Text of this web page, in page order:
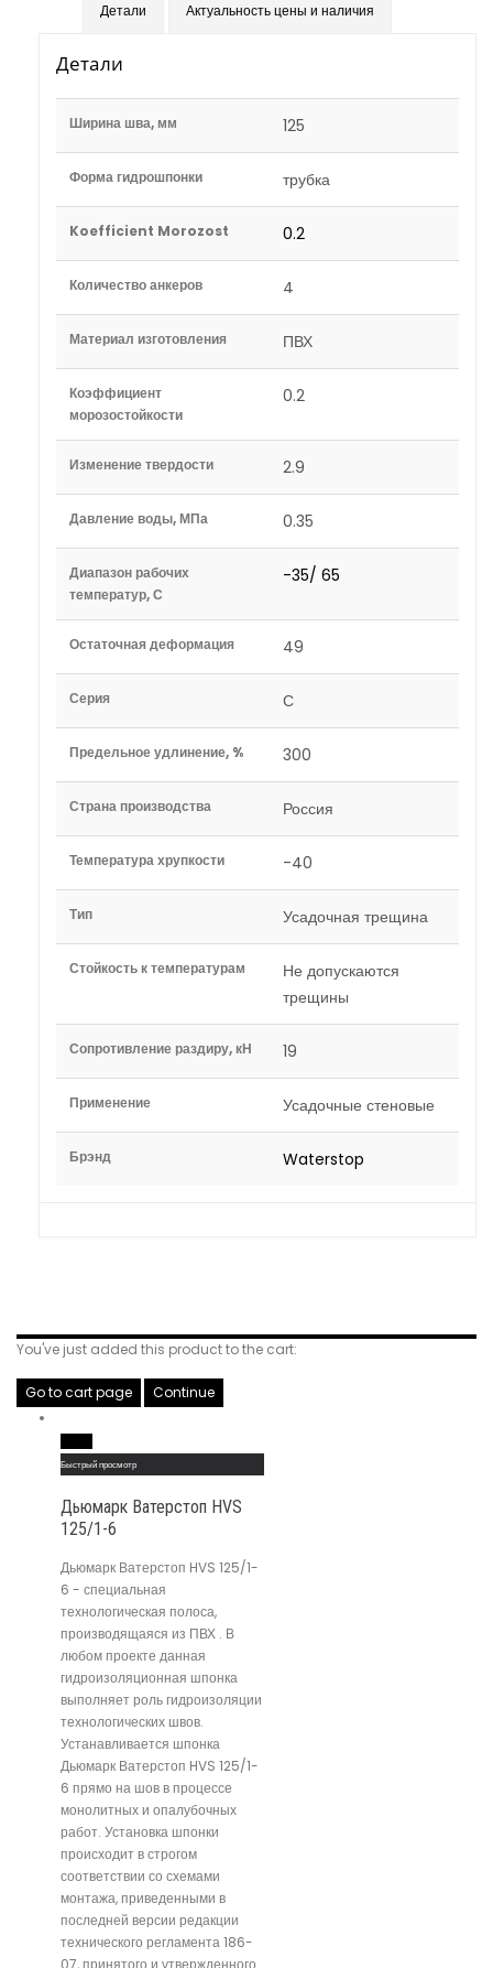
Детали
Актуальность цены и наличия
Детали
Ширина шва, мм 125
Форма гидрошпонки трубка
Koefficient Morozost 0.2
Количество анкеров 4
Материал изготовления ПВХ
Коэффициент
морозостойкости
0.2
Изменение твердости 2.9
Давление воды, МПа 0.35
Диапазон рабочих
температур, С
-35/ 65
Остаточная деформация 49
Серия С
Предельное удлинение, % 300
Страна производства Россия
Температура хрупкости -40
Тип Усадочная трещина
Стойкость к температурам
Не допускаются
трещины
Сопротивление раздиру, кН 19
Применение Усадочные стеновые
Брэнд Waterstop
You've just added this product to the cart:
Go to cart page Continue
Быстрый просмотр
Дьюмарк Ватерстоп HVS
125/1-6
Дьюмарк Ватерстоп HVS 125/1-
6 - специальная
технологическая полоса,
производящаяся из ПВХ . В
любом проекте данная
гидроизоляционная шпонка
выполняет роль гидроизоляции
технологических швов.
Устанавливается шпонка
Дьюмарк Ватерстоп HVS 125/1-
6 прямо на шов в процессе
монолитных и опалубочных
работ. Установка шпонки
происходит в строгом
соответствии со схемами
монтажа, приведенными в
последней версии редакции
технического регламента 186-